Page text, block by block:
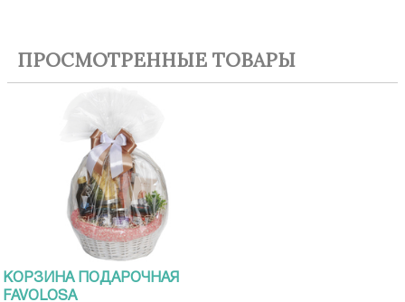
ПРОСМОТРЕННЫЕ ТОВАРЫ
КОРЗИНА ПОДАРОЧНАЯ
FAVOLOSA